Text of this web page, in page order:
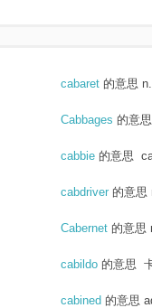
cabaret 的意思
Cabbages 的意思
cabbie 的意思
cabdriver 的意思
Cabernet 的意思
cabildo 的意思
cabined 的意思